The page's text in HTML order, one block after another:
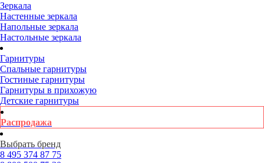
Зеркала
Настенные зеркала
Напольные зеркала
Настольные зеркала
Гарнитуры
Спальные гарнитуры
Гостиные гарнитуры
Гарнитуры в прихожую
Детские гарнитуры
Распродажа
Выбрать бренд
8 495 374 87 75